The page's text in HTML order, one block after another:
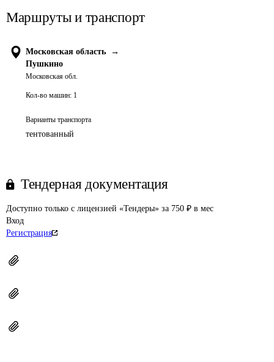
Маршруты и транспорт
Московская область
→
Пушкино
Московская обл.
Кол-во машин: 1
Варианты транспорта
тентованный
Тендерная документация
Доступно только с лицензией «Тендеры» за 750 ₽ в мес
Вход
Регистрация